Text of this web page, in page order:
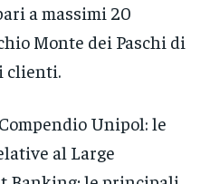
a massimi 20
Monte dei Paschi di
clienti.
Unipol: le
al Large